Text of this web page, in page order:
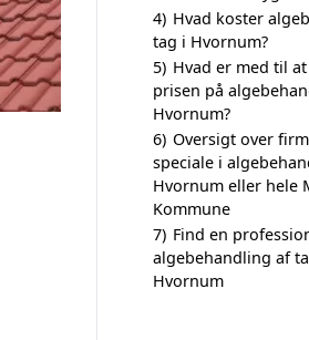
4) Hvad koster
tag i Hvornum?
5) Hvad er med til
prisen på
Hvornum?
6) Oversigt over
speciale i
Hvornum eller hele
Kommune
7) Find en
algebehandling af
Hvornum